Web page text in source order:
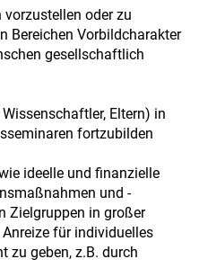
oder zu
Bereichen Vorbildcharakter
gesellschaftlich
Eltern) in
fortzubilden
ideelle und finanzielle
und -
Zielgruppen in großer
für individuelles
zu geben, z.B. durch